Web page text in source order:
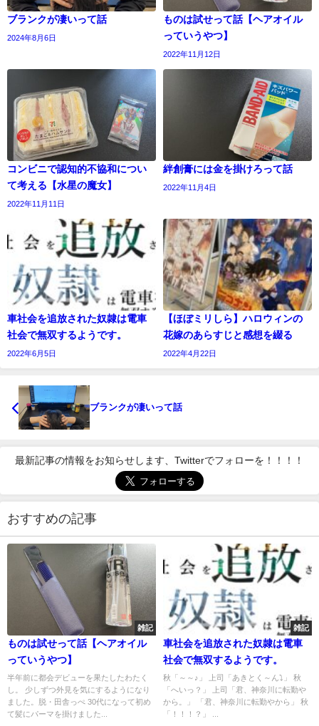
ブランクが凄いって話
2024年8月6日
ものは試せって話【ヘアオイル
っていうやつ】
2022年11月12日
コンビニで認知的不協和につい
て考える【水星の魔女】
2022年11月11日
絆創膏には金を掛けろって話
2022年11月4日
車社会を追放された奴隷は電車
社会で無双するようです。
2022年6月5日
【ほぼミリしら】ハロウィンの
花嫁のあらすじと感想を綴る
2022年4月22日
ブランクが凄いって話
最新記事の情報をお知らせします、Twitterでフォローを！！！！
おすすめの記事
雑記
ものは試せって話【ヘアオイル
っていうやつ】
半年前に都会デビューを果たしたわたく
し。 少しずつ外見を気にするようになり
ました。脱・田舎っぺ 30代になって初め
て髪にパーマを掛けました...
雑記
車社会を追放された奴隷は電車
社会で無双するようです。
秋「～～♪」 上司「あきとく～ん⤵」 秋
「へいっ？」 上司「君、神奈川に転勤や
から。」 「君、神奈川に転勤やから」 秋
「！！！？」 ...